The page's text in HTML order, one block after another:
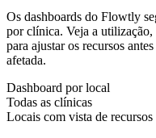
Os dashboards do Flowtly
por clínica. Veja a
para ajustar os recursos
afetada.
Dashboard por local
Todas as clínicas
Locais com vista de recursos